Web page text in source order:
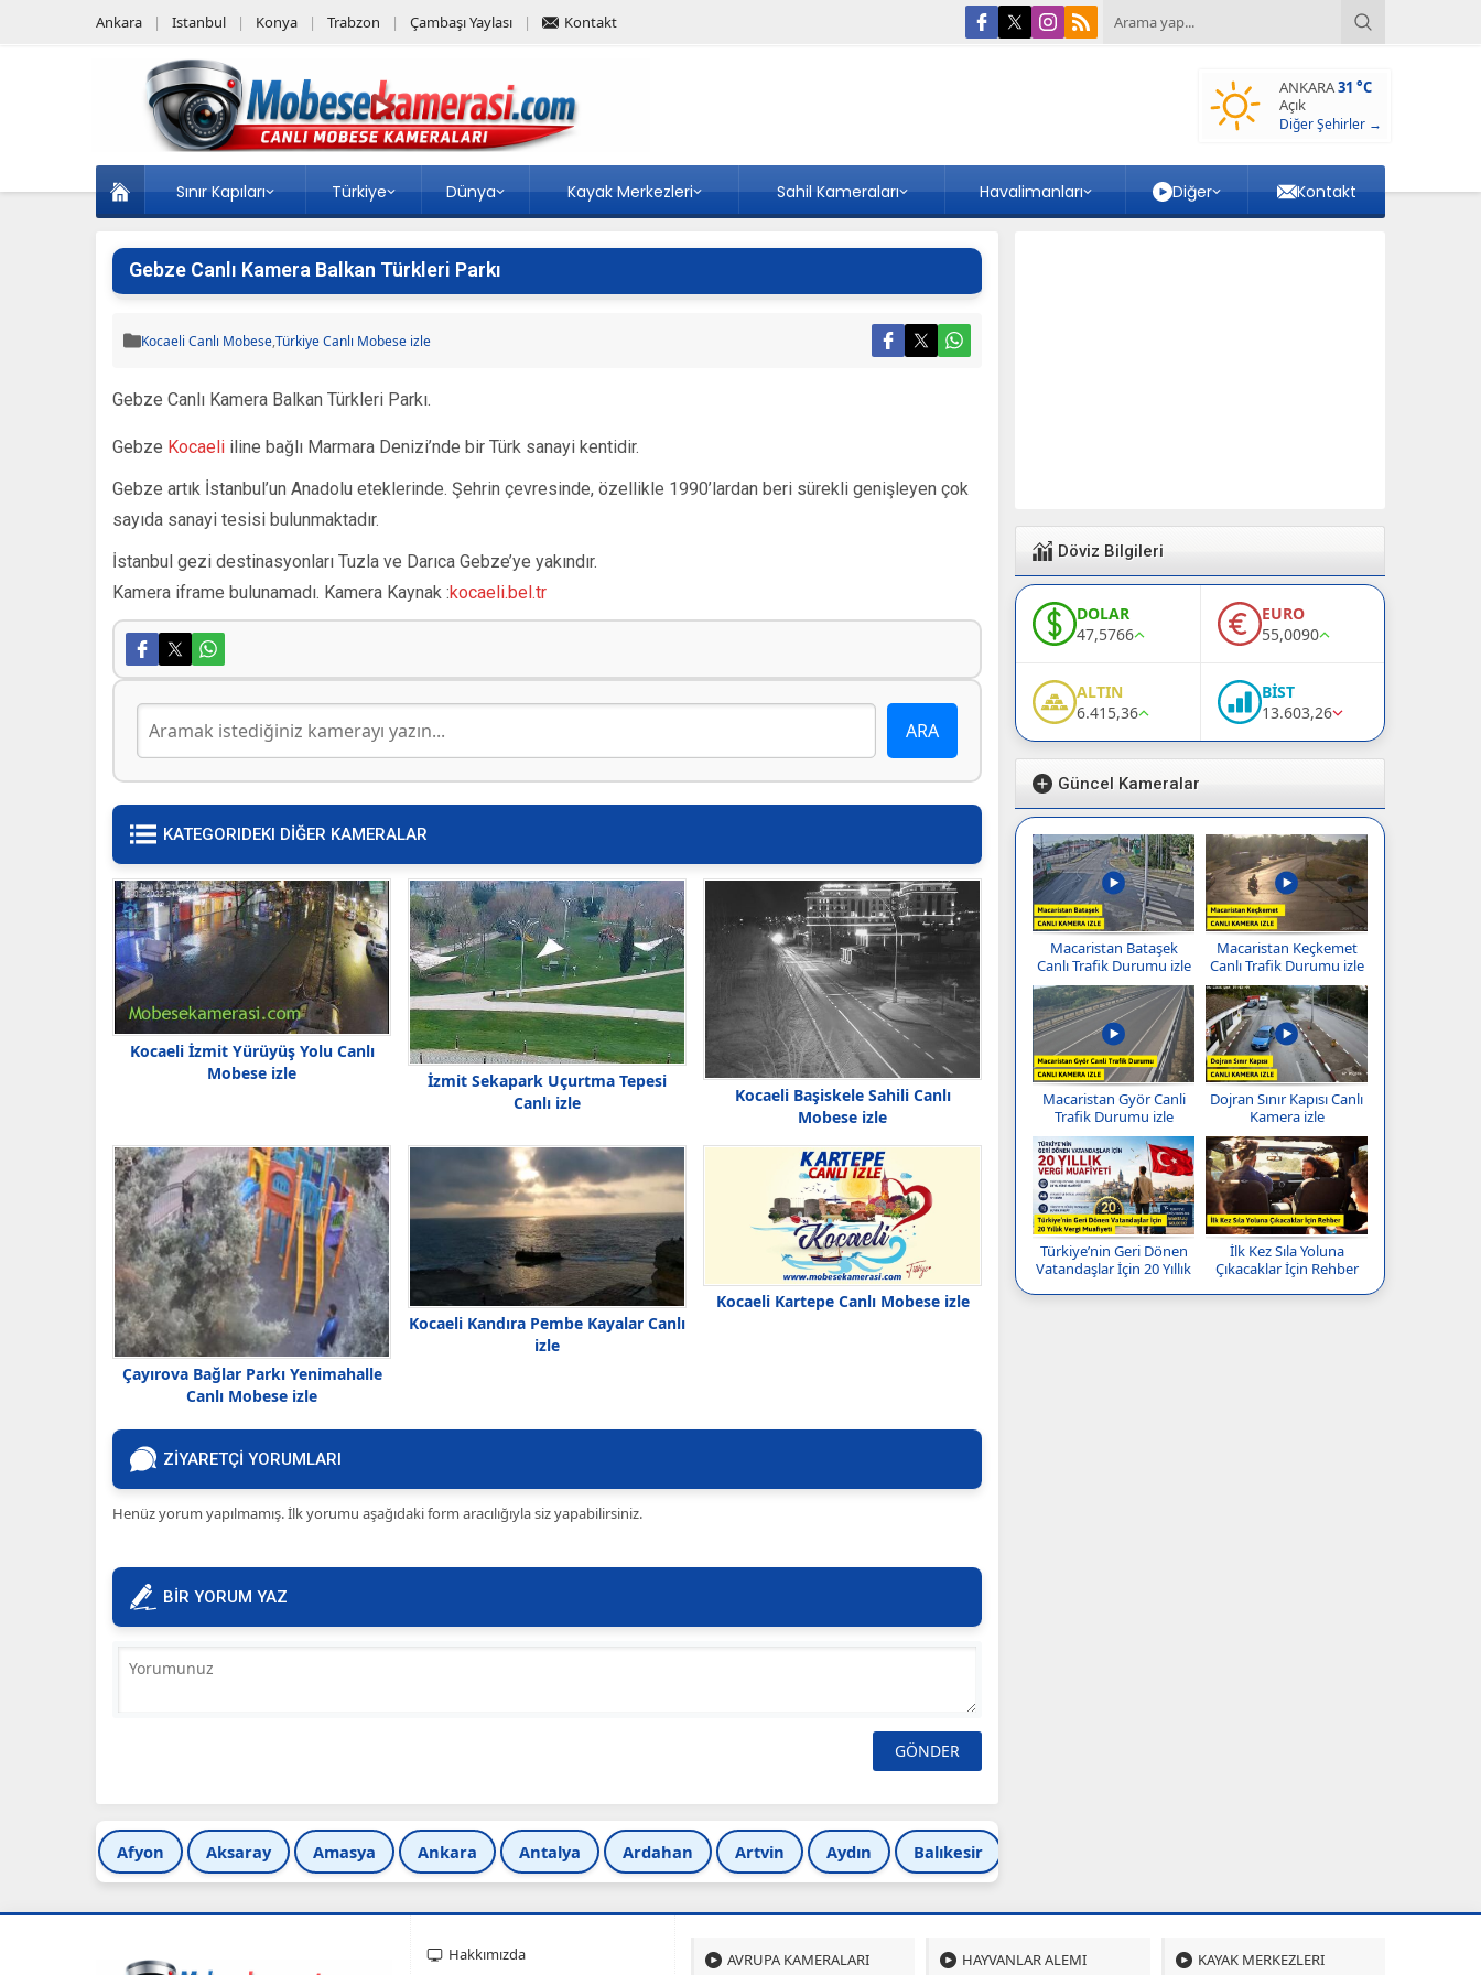
Ankara Istanbul Konya Trabzon Çambaşı Yaylası Kontakt
ANKARA31 °C
Açık
Diğer Şehirler →
Sınır Kapıları Türkiye Dünya Kayak Merkezleri Sahil Kameraları Havalimanları Diğer Kontakt
Gebze Canlı Kamera Balkan Türkleri Parkı
Kocaeli Canlı Mobese,Türkiye Canlı Mobese izle
Gebze Canlı Kamera Balkan Türkleri Parkı.
Gebze Kocaeli iline bağlı Marmara Denizi’nde bir Türk sanayi kentidir.
Gebze artık İstanbul’un Anadolu eteklerinde. Şehrin çevresinde, özellikle 1990’lardan beri sürekli genişleyen çok
sayıda sanayi tesisi bulunmaktadır.
İstanbul gezi destinasyonları Tuzla ve Darıca Gebze’ye yakındır.
Kamera iframe bulunamadı. Kamera Kaynak :kocaeli.bel.tr
KATEGORIDEKI DİĞER KAMERALAR
Kocaeli İzmit Yürüyüş Yolu Canlı
Mobese izle
İzmit Sekapark Uçurtma Tepesi
Canlı izle
Kocaeli Başiskele Sahili Canlı
Mobese izle
Çayırova Bağlar Parkı Yenimahalle
Canlı Mobese izle
Kocaeli Kandıra Pembe Kayalar Canlı
izle
Kocaeli Kartepe Canlı Mobese izle
ZİYARETÇİ YORUMLARI
Henüz yorum yapılmamış. İlk yorumu aşağıdaki form aracılığıyla siz yapabilirsiniz.
BİR YORUM YAZ
Afyon Aksaray Amasya Ankara Antalya Ardahan Artvin Aydın Balıkesir
Döviz Bilgileri
DOLAR
47,5766
EURO
55,0090
ALTIN
6.415,36
BİST
13.603,26
Güncel Kameralar
Macaristan Bataşek
Canlı Trafik Durumu izle
Macaristan Keçkemet
Canlı Trafik Durumu izle
Macaristan Györ Canli
Trafik Durumu izle
Dojran Sınır Kapısı Canlı
Kamera izle
Türkiye’nin Geri Dönen
Vatandaşlar İçin 20 Yıllık
İlk Kez Sıla Yoluna
Çıkacaklar İçin Rehber
Hakkımızda AVRUPA KAMERALARI HAYVANLAR ALEMI KAYAK MERKEZLERI